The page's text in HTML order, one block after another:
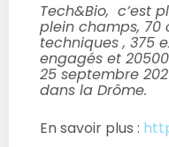
Tech&Bio, c’est
plein champs, 70
techniques , 375
engagés et
25 septembre
dans la Drôme.
En savoir plus :